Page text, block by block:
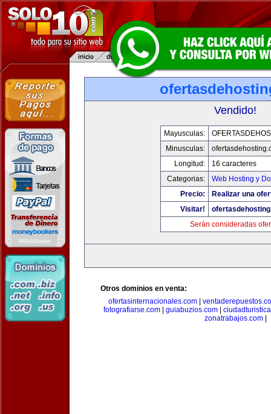
Vendido!
Mayusculas:
Minusculas:
Longitud:
16 caracteres
Categorias:
Web Hosting y
Precio:
Realizar una
Visitar!
Serán consideradas
Otros dominios en venta:
ofertasinternacionales.com|
fotografiarse.com
guiabuzios.com
zonatrabajos.com|